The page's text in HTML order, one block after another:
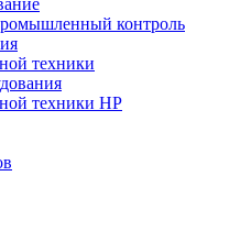
контроль
техники
техники HP